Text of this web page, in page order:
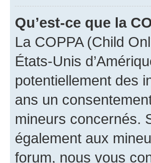
Qu’est-ce que la
La COPPA (Child
États-Unis
potentiellement des
ans un
mineurs concernés.
également aux
forum, nous vous